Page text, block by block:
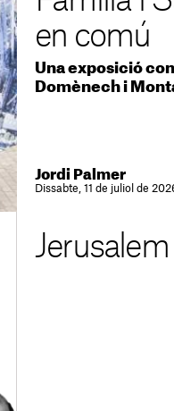
en comú
Una exposició
Domènech i
Jordi Palmer
Dissabte, 11 de juliol de